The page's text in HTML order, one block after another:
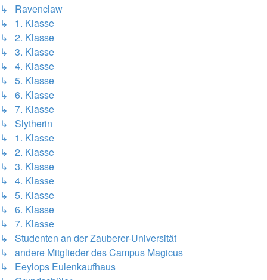
↳ Ravenclaw
↳ 1. Klasse
↳ 2. Klasse
↳ 3. Klasse
↳ 4. Klasse
↳ 5. Klasse
↳ 6. Klasse
↳ 7. Klasse
↳ Slytherin
↳ 1. Klasse
↳ 2. Klasse
↳ 3. Klasse
↳ 4. Klasse
↳ 5. Klasse
↳ 6. Klasse
↳ 7. Klasse
↳ Studenten an der Zauberer-Universität
↳ andere Mitglieder des Campus Magicus
↳ Eeylops Eulenkaufhaus